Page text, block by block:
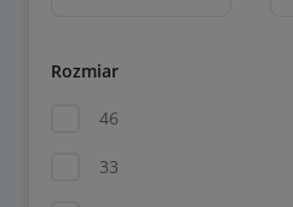
Rozmiar
46
33